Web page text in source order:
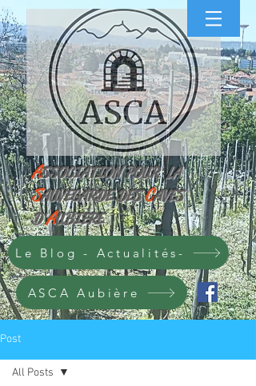
ASSOCIATION POURLA
SAUVEGARDEDESCAVES
D'AUBIÈRE
Le Blog - Actualités-
ASCA Aubière
Post
All Posts